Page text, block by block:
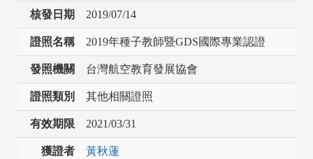
核發日期 2019/07/14
證照名稱 2019年種子教師暨GDS國際專業認證
發照機關 台灣航空教育發展協會
證照類別 其他相關證照
有效期限 2021/03/31
獲證者 黃秋蓮